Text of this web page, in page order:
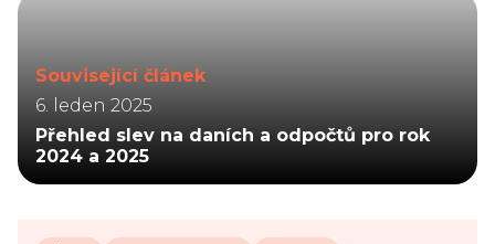
Související článek
6. leden 2025
Přehled slev na daních a odpočtů pro rok
2024 a 2025